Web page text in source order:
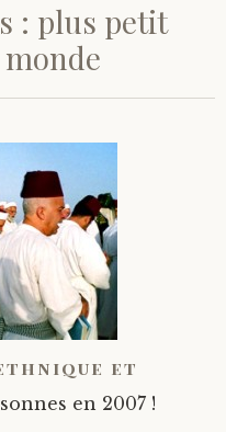
: plus petit
et
en 2007 !